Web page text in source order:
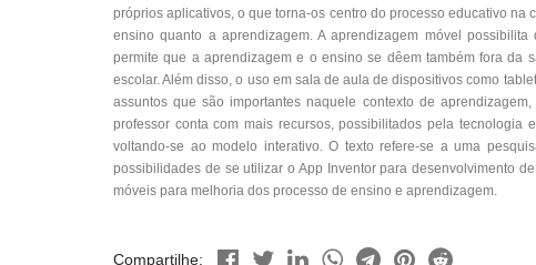
próprios aplicativos, o que torna-os centro do processo educativo
ensino quanto a aprendizagem. A aprendizagem móvel
permite que a aprendizagem e o ensino se dêem também fora da
escolar. Além disso, o uso em sala de aula de dispositivos como
assuntos que são importantes naquele contexto de
professor conta com mais recursos, possibilitados pela
voltando-se ao modelo interativo. O texto refere-se a uma
possibilidades de se utilizar o App Inventor para desenvolvimento
móveis para melhoria dos processo de ensino e aprendizagem.
Compartilhe: